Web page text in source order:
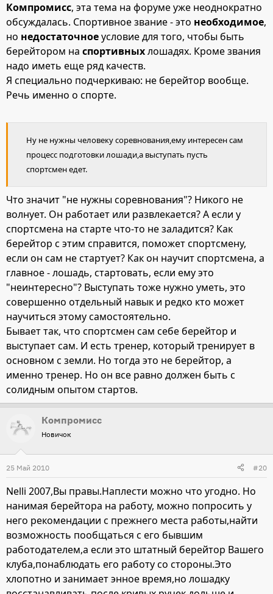
Компромисс, эта тема на форуме уже неоднократно
обсуждалась. Спортивное звание - это необходимое,
но недостаточноеусловие для того, чтобы быть
берейтором на спортивныхлошадях. Кроме звания
надо иметь еще ряд качеств.
Я специально подчеркиваю: не берейтор вообще.
Речь именно о спорте.
Ну не нужны человеку соревнования,ему интересен сам
процесс подготовки лошади,а выступать пусть
спортсмен едет.
Что значит "не нужны соревнования"? Никого не
волнует. Он работает или развлекается? А если у
спортсмена на старте что-то не заладится? Как
берейтор с этим справится, поможет спортсмену,
если он сам не стартует? Как он научит спортсмена, а
главное - лошадь, стартовать, если ему это
"неинтересно"? Выступать тоже нужно уметь, это
совершенно отдельный навык и редко кто может
научиться этому самостоятельно.
Бывает так, что спортсмен сам себе берейтор и
выступает сам. И есть тренер, который тренирует в
основном с земли. Но тогда это не берейтор, а
именно тренер. Но он все равно должен быть с
солидным опытом стартов.
Компромисс
Новичок
25 Май 2010 #20
Nelli 2007,Вы правы.Наплести можно что угодно. Но
нанимая берейтора на работу, можно попросить у
него рекомендации с прежнего места работы,найти
возможность пообщаться с его бывшим
работодателем,а если это штатный берейтор Вашего
клуба,понаблюдать его работу со стороны.Это
хлопотно и занимает энное время,но лошадку